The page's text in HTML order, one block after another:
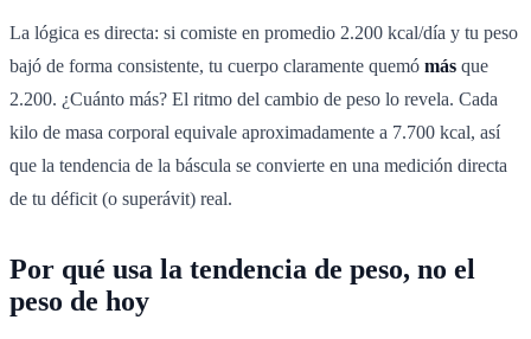
La lógica es directa: si comiste en promedio 2.200 kcal/día y tu peso
bajó de forma consistente, tu cuerpo claramente quemó más que
2.200. ¿Cuánto más? El ritmo del cambio de peso lo revela. Cada
kilo de masa corporal equivale aproximadamente a 7.700 kcal, así
que la tendencia de la báscula se convierte en una medición directa
de tu déficit (o superávit) real.
Por qué usa la tendencia de peso, no el
peso de hoy